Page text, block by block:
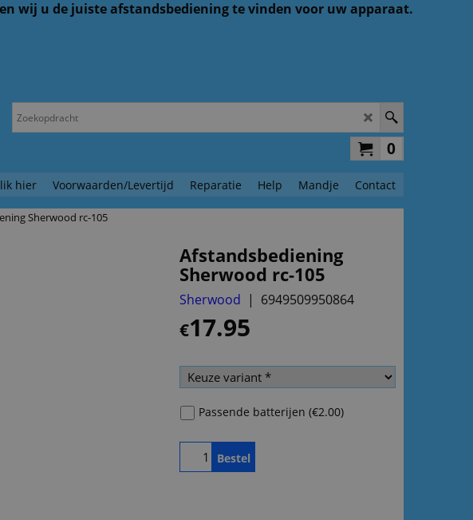
wij u de juiste afstandsbediening te vinden voor uw apparaat.
0
hier Voorwaarden/Levertijd Reparatie Help Mandje Contact
Sherwood rc-105
Afstandsbediening
Sherwood rc-105
Sherwood 6949509950864
€17.95
Passende batterijen (€2.00)
Bestel